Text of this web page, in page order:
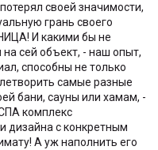
своей значимости,
грань своего
И какими бы не
сей объект, - наш опыт,
способны не только
самые разные
бани, сауны или хамам, -
комплекс
дизайна с конкретным
А уж наполнить его